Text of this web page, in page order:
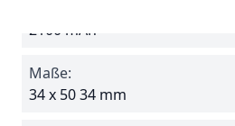
2100 mAh
Maße:
34 x 50 34 mm